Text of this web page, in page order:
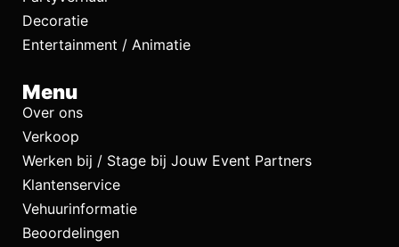
Decoratie
Entertainment / Animatie
Menu
Over ons
Verkoop
Werken bij / Stage bij Jouw Event Partners
Klantenservice
Vehuurinformatie
Beoordelingen